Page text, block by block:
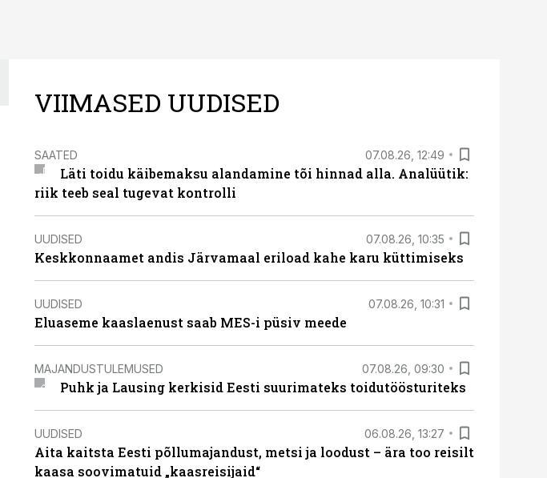
VIIMASED UUDISED
SAATED 07.08.26, 12:49
Läti toidu käibemaksu alandamine tõi hinnad alla. Analüütik:
riik teeb seal tugevat kontrolli
UUDISED 07.08.26, 10:35
Keskkonnaamet andis Järvamaal eriload kahe karu küttimiseks
UUDISED 07.08.26, 10:31
Eluaseme kaaslaenust saab MES-i püsiv meede
MAJANDUSTULEMUSED 07.08.26, 09:30
Puhk ja Lausing kerkisid Eesti suurimateks toidutöösturiteks
UUDISED 06.08.26, 13:27
Aita kaitsta Eesti põllumajandust, metsi ja loodust – ära too reisilt
kaasa soovimatuid „kaasreisijaid“